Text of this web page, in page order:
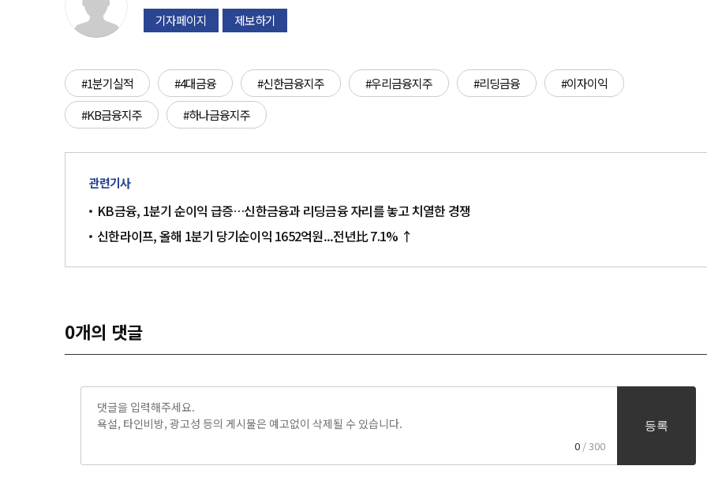
기자페이지 제보하기
#1분기실적 #4대금융 #신한금융지주 #우리금융지주 #리딩금융
#이자이익
#KB금융지주
#하나금융지주
관련기사
KB금융, 1분기 순이익 급증…신한금융과 리딩금융 자리를 놓고 치열한 경쟁
신한라이프, 올해 1분기 당기순이익 1652억원...전년比 7.1% ↑
0개의 댓글
0 / 300
등록